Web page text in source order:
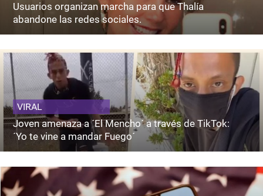
Usuarios organizan marcha para que Thalía
abandone las redes sociales.
VIRAL
Joven amenaza a ´El Mencho´ a través de TikTok:
´Yo te vine a mandar Fuego´